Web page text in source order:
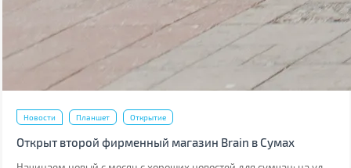
Новости Планшет Открытие
Открыт второй фирменный магазин Brain в Сумах